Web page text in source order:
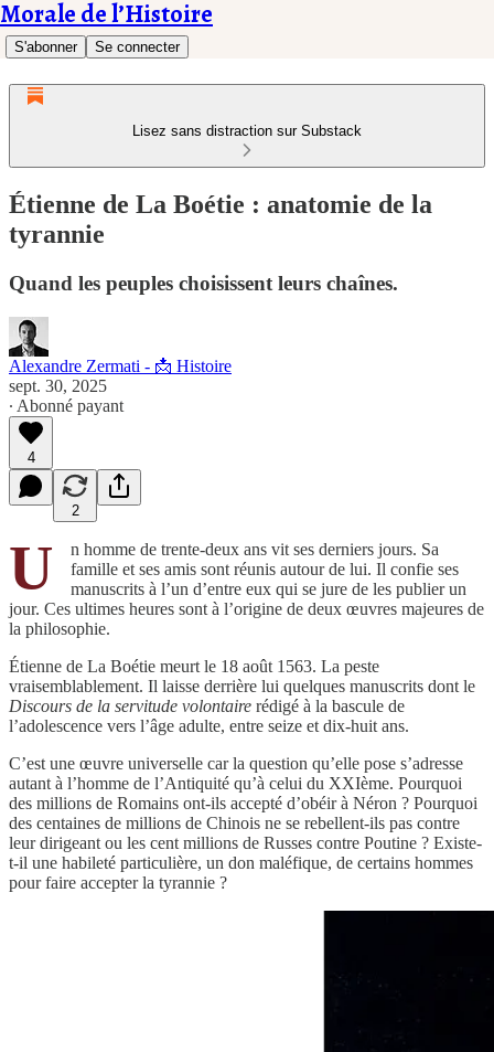
Morale de l’Histoire
S'abonner Se connecter
Lisez sans distraction sur Substack
Étienne de La Boétie : anatomie de la
tyrannie
Quand les peuples choisissent leurs chaînes.
Alexandre Zermati - 📩 Histoire
sept. 30, 2025
∙ Abonné payant
4
2
U
n homme de trente-deux ans vit ses derniers jours. Sa
famille et ses amis sont réunis autour de lui. Il confie ses
manuscrits à l’un d’entre eux qui se jure de les publier un
jour. Ces ultimes heures sont à l’origine de deux œuvres majeures de
la philosophie.
Étienne de La Boétie meurt le 18 août 1563. La peste
vraisemblablement. Il laisse derrière lui quelques manuscrits dont le
Discours de la servitude volontaire rédigé à la bascule de
l’adolescence vers l’âge adulte, entre seize et dix-huit ans.
C’est une œuvre universelle car la question qu’elle pose s’adresse
autant à l’homme de l’Antiquité qu’à celui du XXIème. Pourquoi
des millions de Romains ont-ils accepté d’obéir à Néron ? Pourquoi
des centaines de millions de Chinois ne se rebellent-ils pas contre
leur dirigeant ou les cent millions de Russes contre Poutine ? Existe-
t-il une habileté particulière, un don maléfique, de certains hommes
pour faire accepter la tyrannie ?